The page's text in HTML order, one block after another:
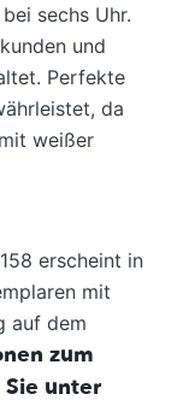
sechs Uhr.
und
Perfekte
da
weißer
erscheint in
mit
auf dem
zum
unter